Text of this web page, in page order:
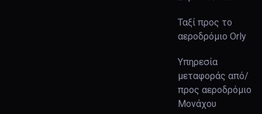
Ταξί προς το
αεροδρόμιο Orly
Υπηρεσία
μεταφοράς από/
προς αεροδρόμιο
Μονάχου